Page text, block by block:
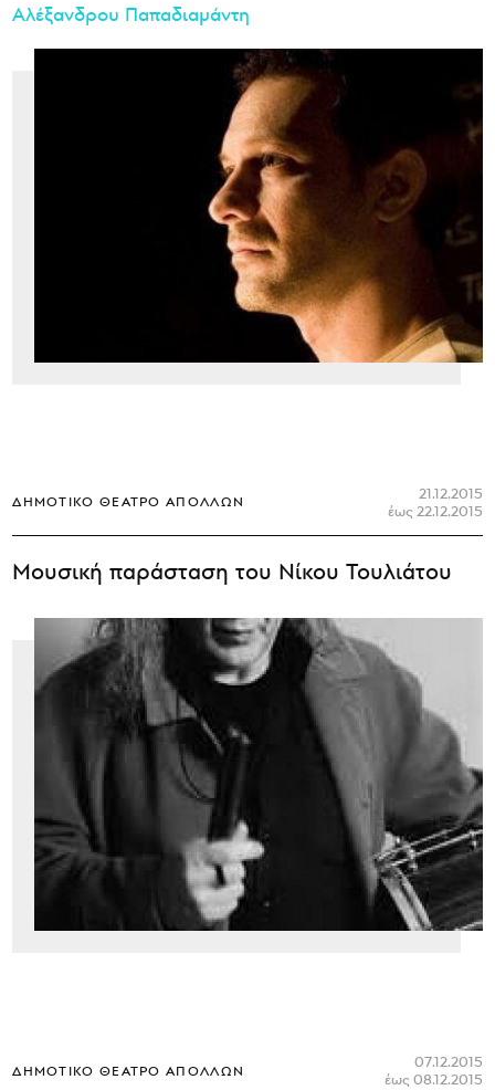
Αλέξανδρου Παπαδιαμάντη
21.12.2015
έως 22.12.2015
ΔΗΜΟΤΙΚΌ ΘΈΑΤΡΟ ΑΠΌΛΛΩΝ
Μουσική παράσταση του Νίκου Τουλιάτου
07.12.2015
έως 08.12.2015
ΔΗΜΟΤΙΚΌ ΘΈΑΤΡΟ ΑΠΌΛΛΩΝ